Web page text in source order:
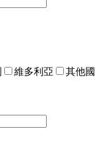
維多利亞
其他國